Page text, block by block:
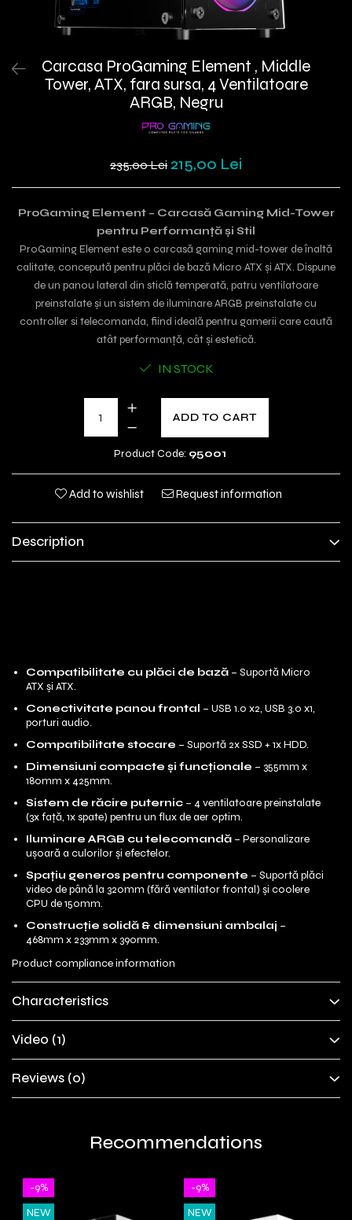
Carcasa ProGaming Element , Middle
Tower, ATX, fara sursa, 4 Ventilatoare
ARGB, Negru
235,00 Lei 215,00 Lei
ProGaming Element – Carcasă Gaming Mid-Tower
pentru Performanță și Stil
ProGaming Element este o carcasă gaming mid-tower de înaltă
calitate, concepută pentru plăci de bază Micro ATX și ATX. Dispune
de un panou lateral din sticlă temperată, patru ventilatoare
preinstalate și un sistem de iluminare ARGB preinstalate cu
controller si telecomanda, fiind ideală pentru gamerii care caută
atât performanță, cât și estetică.
IN STOCK
ADD TO CART
Product Code: 95001
Add to wishlist Request information
Description
Compatibilitate cu plăci de bază – Suportă Micro
ATX și ATX.
Conectivitate panou frontal – USB 1.0 x2, USB 3.0 x1,
porturi audio.
Compatibilitate stocare – Suportă 2x SSD + 1x HDD.
Dimensiuni compacte și funcționale – 355mm x
180mm x 425mm.
Sistem de răcire puternic – 4 ventilatoare preinstalate
(3x față, 1x spate) pentru un flux de aer optim.
Iluminare ARGB cu telecomandă – Personalizare
ușoară a culorilor și efectelor.
Spațiu generos pentru componente – Suportă plăci
video de până la 320mm (fără ventilator frontal) și coolere
CPU de 150mm.
Construcție solidă & dimensiuni ambalaj –
468mm x 233mm x 390mm.
Product compliance information
Characteristics
Video (1)
Reviews (0)
Recommendations
-9%
NEW
-9%
NEW